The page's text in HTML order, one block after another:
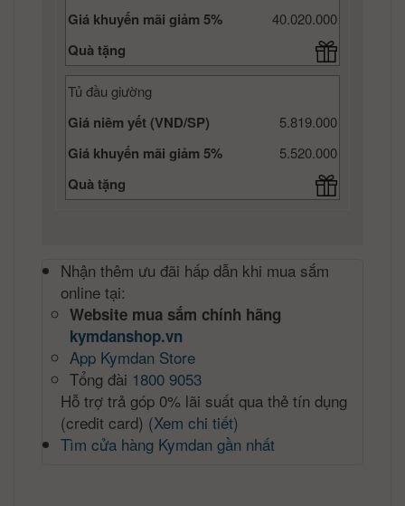
40.020.000
Giá khuyến mãi giảm 5%
Quà tặng
Tủ đầu giường
5.819.000
Giá niêm yết (VND/SP)
5.520.000
Giá khuyến mãi giảm 5%
Quà tặng
Nhận thêm ưu đãi hấp dẫn khi mua sắm
online tại:
Website mua sắm chính hãng
kymdanshop.vn
App Kymdan Store
Tổng đài 1800 9053
Hỗ trợ trả góp 0% lãi suất qua thẻ tín dụng
(credit card) (Xem chi tiết)
Tìm cửa hàng Kymdan gần nhất